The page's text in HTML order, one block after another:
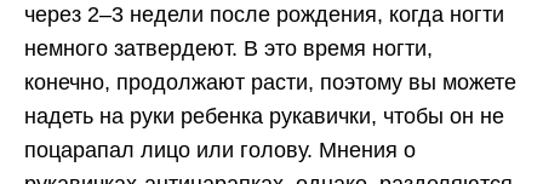
через 2–3 недели после рождения, когда ногти
немного затвердеют. В это время ногти,
конечно, продолжают расти, поэтому вы можете
надеть на руки ребенка рукавички, чтобы он не
поцарапал лицо или голову. Мнения о